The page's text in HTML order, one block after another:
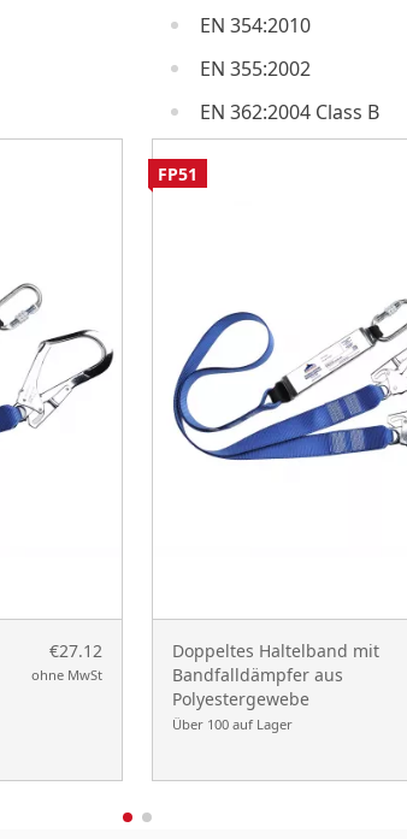
EN 354:2010
EN 355:2002
EN 362:2004 Class B
€27.12
ohne MwSt
Doppeltes Haltelband mit
Bandfalldämpfer aus
Polyestergewebe
Über 100 auf Lager
FP51